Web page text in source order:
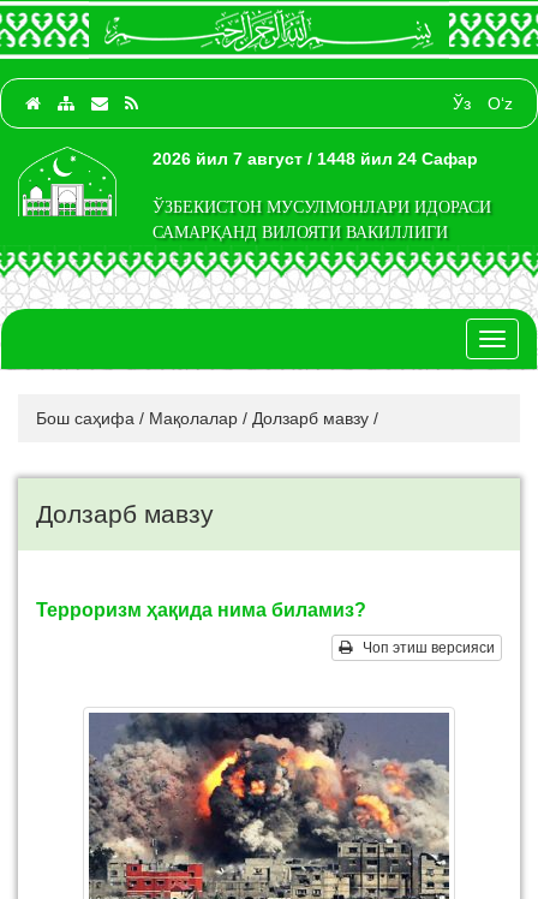
Ўз O‘z
2026 йил 7 август / 1448 йил 24 Сафар
ЎЗБЕКИСТОН МУСУЛМОНЛАРИ ИДОРАСИ
САМАРҚАНД ВИЛОЯТИ ВАКИЛЛИГИ
Бош саҳифа / Мақолалар / Долзарб мавзу /
Долзарб мавзу
Терроризм ҳақида нима биламиз?
Чоп этиш версияси